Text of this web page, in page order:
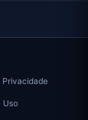
Privacidade
Uso